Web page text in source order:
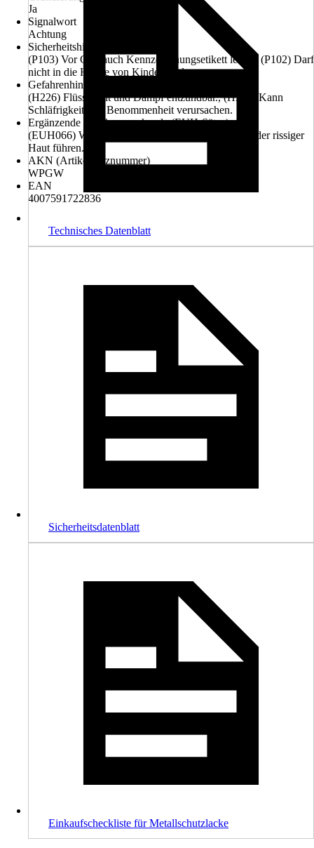
Ja
Signalwort
Achtung
Sicherheitshinweise (P-Sätze)
(P103) Vor Gebrauch Kennzeichnungsetikett lesen., (P102) Darf
nicht in die Hände von Kindern gelangen.
Gefahrenhinweise (H-Sätze)
(H226) Flüssigkeit und Dampf entzündbar., (H336) Kann
Schläfrigkeit und Benommenheit verursachen.
Ergänzende Gefahrenmerkmale (EUH-Sätze)
(EUH066) Wiederholter Kontakt kann zu spröder oder rissiger
Haut führen.
AKN (Artikelkurznummer)
WPGW
EAN
4007591722836
Technisches Datenblatt
Sicherheitsdatenblatt
Einkaufscheckliste für Metallschutzlacke